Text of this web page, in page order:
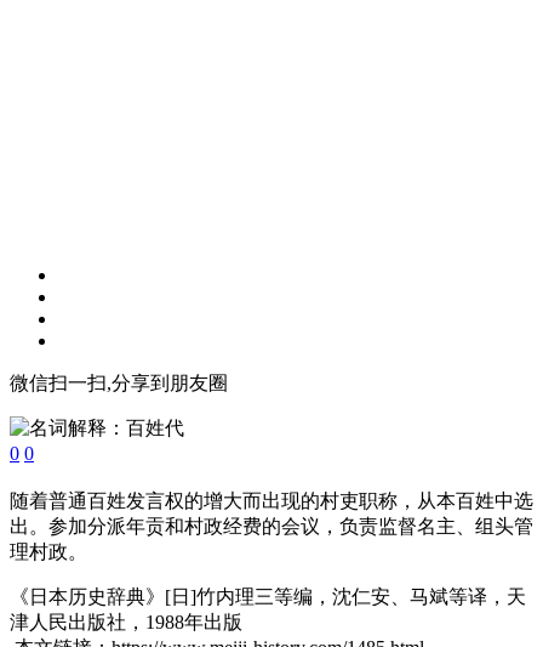
微信扫一扫,分享到朋友圈
0 0
随着普通百姓发言权的增大而出现的村吏职称，从本百姓中选
出。参加分派年贡和村政经费的会议，负责监督名主、组头管
理村政。
《日本历史辞典》[日]竹内理三等编，沈仁安、马斌等译，天
津人民出版社，1988年出版